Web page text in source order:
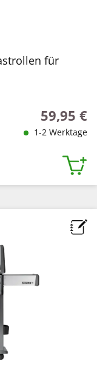
für
Regulärer
59,95 €
1-2 Werktage